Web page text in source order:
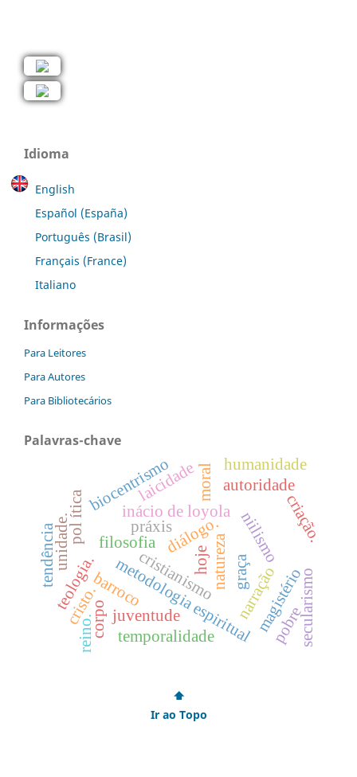
Idioma
English
Español (España)
Português (Brasil)
Français (France)
Italiano
Informações
Para Leitores
Para Autores
Para Bibliotecários
Palavras-chave
cristianismo graça
diálogo.
inácio de loyola
narração
metodologia espiritual
barroco natureza
filosofia
magistério
teologia.
niilismo
secularismo
biocentrismo
criação.
juventude
moral autoridade
corpo
pol ítica
temporalidade
humanidade
cristo.
práxis
pobre
unidade.
laicidade
tendência hoje
reino.
⬆
Ir ao Topo